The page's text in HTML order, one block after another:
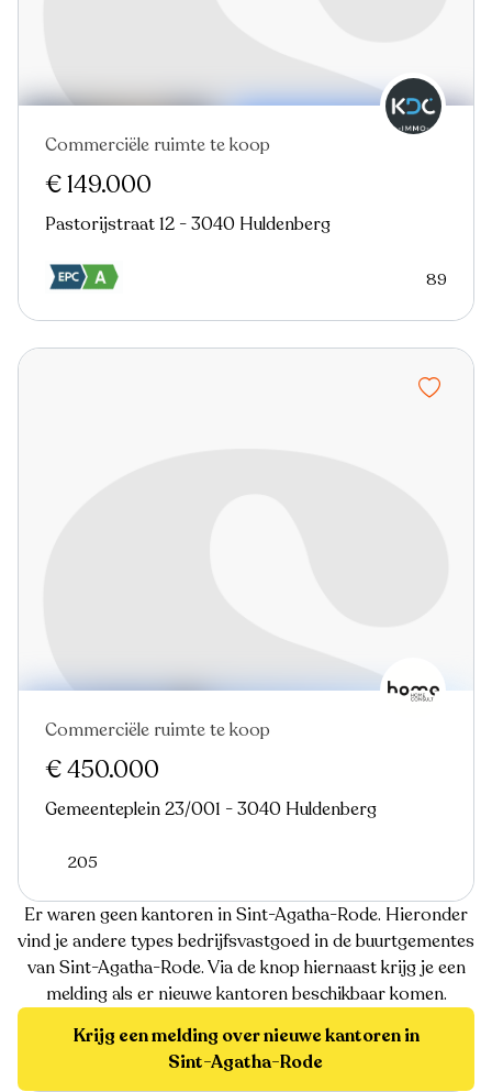
Commerciële ruimte te koop
€ 149.000
Pastorijstraat 12 - 3040 Huldenberg
89
In optie
Commerciële ruimte te koop
€ 450.000
Gemeenteplein 23/001 - 3040 Huldenberg
205
Er waren geen kantoren in Sint-Agatha-Rode. Hieronder
vind je andere types bedrijfsvastgoed in de buurtgementes
van Sint-Agatha-Rode. Via de knop hiernaast krijg je een
melding als er nieuwe kantoren beschikbaar komen.
Krijg een melding over nieuwe kantoren in
Sint-Agatha-Rode